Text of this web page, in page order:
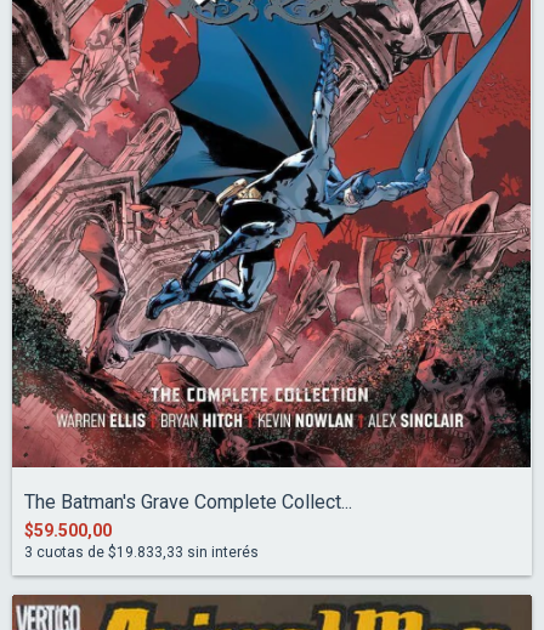
The Batman's Grave Complete Collect...
$59.500,00
3 cuotas de $19.833,33 sin interés